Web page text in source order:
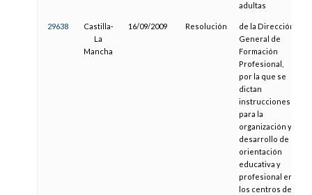
adultas
29638
Castilla-
La
Mancha
16/09/2009 Resolución
de la Dirección
General de
Formación
Profesional,
por la que se
dictan
instrucciones
para la
organización y
desarrollo de la
orientación
educativa y
profesional en
los centros de